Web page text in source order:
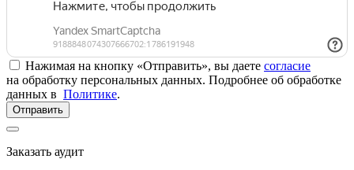
Нажимая на кнопку «Отправить», вы даете согласие
на обработку персональных данных. Подробнее об обработке
данных в Политике.
Отправить
Заказать аудит